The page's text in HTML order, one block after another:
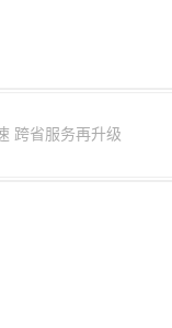
跨省服务再升级